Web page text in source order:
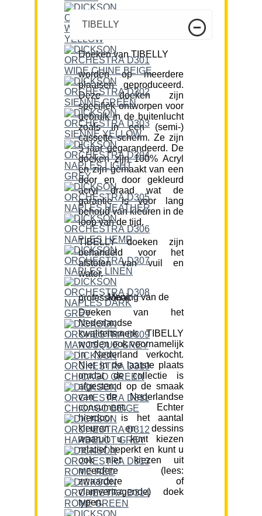
TIBELLY
Doeken van TIBELLY
worden op meerdere
plaatsen geproduceerd.
Deze doeken zijn
specifiek ontworpen voor
gebruik in de buitenlucht
zoals in een (semi-)
cassette scherm. Ze zijn
5 jaar gegarandeerd. De
doeken zijn 100% Acryl
en zijn gemaakt van een
door en door gekleurd
acryl draad wat de
garantie is voor lang
behoud van kleuren in de
loop van de tijd.
TIBELLY doeken zijn
behandeld voor het
afstoten van vuil en
water.
Mening van de professional:
Doeken van het
Nederlandse
kwaliteitsmerk TIBELLY
worden ook voornamelijk
in Nederland verkocht.
Niet in de laatste plaats
omdat de collectie is
afgestemd op de smaak
van de Nederlandse
consument. Echter
hierdoor is het aantal
kleuren en dessins
waaruit u kunt kiezen
relatief beperkt en kunt u
ook niet kiezen uit
meerdere (lees:
zwaardere of
vlamvertragende) doek
typen.